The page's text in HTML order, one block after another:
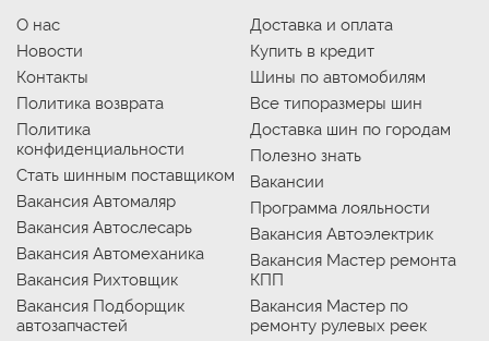
О нас
Новости
Контакты
Политика возврата
Политика
конфиденциальности
Стать шинным поставщиком
Вакансия Автомаляр
Вакансия Автослесарь
Вакансия Автомеханика
Вакансия Рихтовщик
Вакансия Подборщик
автозапчастей
Доставка и оплата
Купить в кредит
Шины по автомобилям
Все типоразмеры шин
Доставка шин по городам
Полезно знать
Вакансии
Программа лояльности
Вакансия Автоэлектрик
Вакансия Мастер ремонта
КПП
Вакансия Мастер по
ремонту рулевых реек